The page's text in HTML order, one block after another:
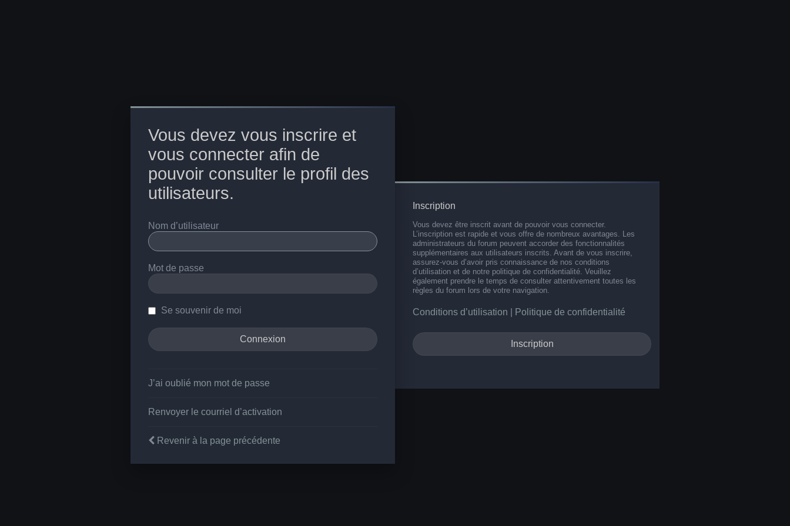
Vous devez vous inscrire et
vous connecter afin de
pouvoir consulter le profil des
utilisateurs.
Nom d’utilisateur
Mot de passe
Se souvenir de moi
J’ai oublié mon mot de passe
Renvoyer le courriel d’activation
Revenir à la page précédente
Inscription
Vous devez être inscrit avant de pouvoir vous connecter.
L’inscription est rapide et vous offre de nombreux avantages. Les
administrateurs du forum peuvent accorder des fonctionnalités
supplémentaires aux utilisateurs inscrits. Avant de vous inscrire,
assurez-vous d’avoir pris connaissance de nos conditions
d’utilisation et de notre politique de confidentialité. Veuillez
également prendre le temps de consulter attentivement toutes les
règles du forum lors de votre navigation.
Conditions d’utilisation Politique de confidentialité
Inscription